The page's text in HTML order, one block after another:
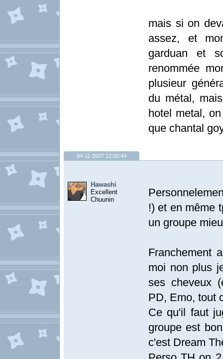
mais si on
assez, et
garduan et
renommée
plusieur
du métal,
hotel metal,
que chantal
04-11-2007 12:00:44
Hawashi
Excellent
Chuunin
!) et en même
un groupe
Franchement
moi non plus
ses cheveux
PD, Emo, tout
Ce qu'il faut
groupe est
c'est Dream